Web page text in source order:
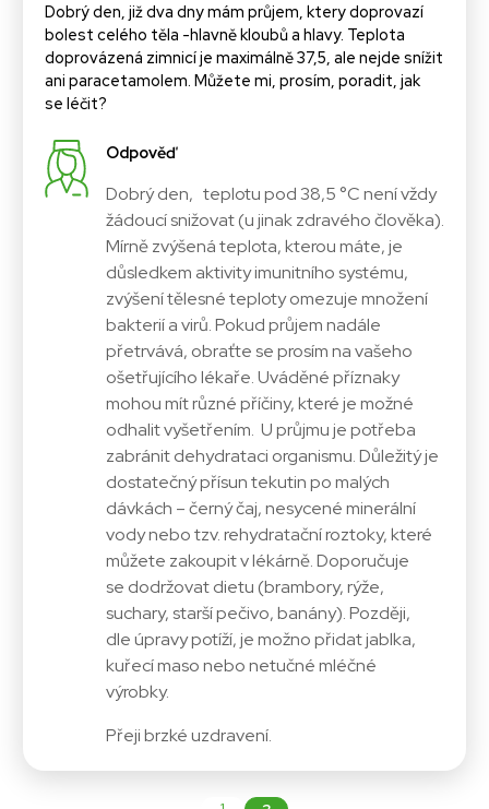
Dobrý den, již dva dny mám průjem, ktery doprovazí
bolest celého těla -hlavně kloubů a hlavy. Teplota
doprovázená zimnicí je maximálně 37,5, ale nejde snížit
ani paracetamolem. Můžete mi, prosím, poradit, jak
se léčit?
Odpověď
Dobrý den, teplotu pod 38,5 °C není vždy
žádoucí snižovat (u jinak zdravého člověka).
Mírně zvýšená teplota, kterou máte, je
důsledkem aktivity imunitního systému,
zvýšení tělesné teploty omezuje množení
bakterií a virů. Pokud průjem nadále
přetrvává, obraťte se prosím na vašeho
ošetřujícího lékaře. Uváděné příznaky
mohou mít různé příčiny, které je možné
odhalit vyšetřením. U průjmu je potřeba
zabránit dehydrataci organismu. Důležitý je
dostatečný přísun tekutin po malých
dávkách – černý čaj, nesycené minerální
vody nebo tzv. rehydratační roztoky, které
můžete zakoupit v lékárně. Doporučuje
se dodržovat dietu (brambory, rýže,
suchary, starší pečivo, banány). Později,
dle úpravy potíží, je možno přidat jablka,
kuřecí maso nebo netučné mléčné
výrobky.
Přeji brzké uzdravení.